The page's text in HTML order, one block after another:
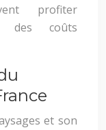
profiter
des coûts
et son